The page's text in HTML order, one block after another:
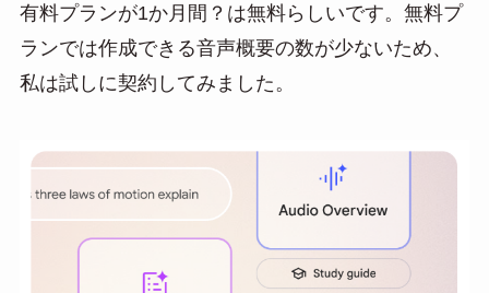
有料プランが1か月間？は無料らしいです。無料プ
ランでは作成できる音声概要の数が少ないため、
私は試しに契約してみました。